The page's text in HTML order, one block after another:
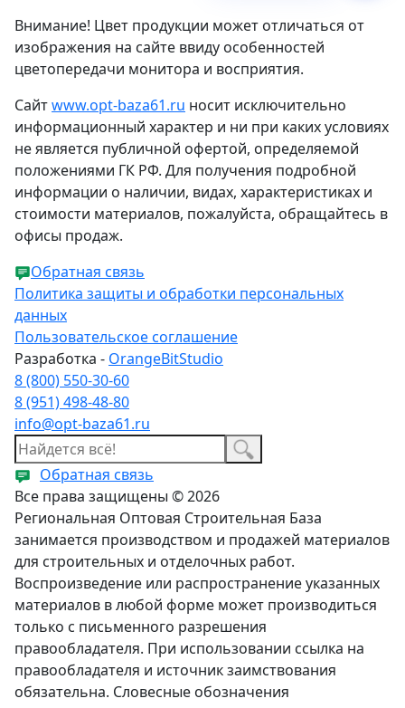
Внимание! Цвет продукции может отличаться от
изображения на сайте ввиду особенностей
цветопередачи монитора и восприятия.
Сайтwww.opt-baza61.ru носит исключительно
информационный характер и ни при каких условиях
не является публичной офертой, определяемой
положениями ГК РФ. Для получения подробной
информации о наличии, видах, характеристиках и
стоимости материалов, пожалуйста, обращайтесь в
офисы продаж.
Обратная связь
Политика защиты и обработки персональных
данных
Пользовательское соглашение
Разработка - OrangeBitStudio
8 (800) 550-30-60
8 (951) 498-48-80
info@opt-baza61.ru
Обратная связь
Все права защищены © 2026
Региональная Оптовая Строительная База
занимается производством и продажей материалов
для строительных и отделочных работ.
Воспроизведение или распространение указанных
материалов в любой форме может производиться
только с письменного разрешения
правообладателя. При использовании ссылка на
правообладателя и источник заимствования
обязательна. Словесные обозначения